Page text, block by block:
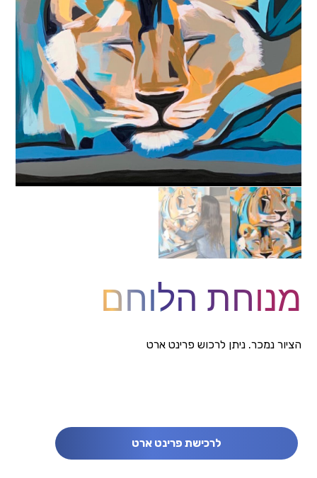
מנוחת הלוחם
הציור נמכר. ניתן לרכוש פרינט ארט
לרכישת פרינט ארט